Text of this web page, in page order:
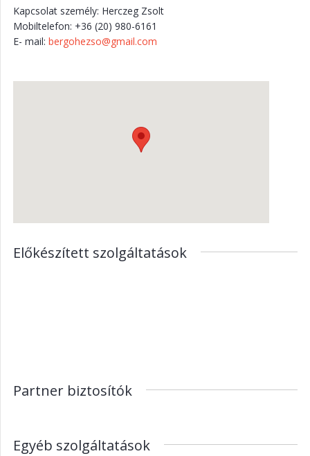
Kapcsolat személy: Herczeg Zsolt
Mobiltelefon: +36 (20) 980-6161
E- mail: bergohezso@gmail.com
Előkészített szolgáltatások
Partner biztosítók
Egyéb szolgáltatások